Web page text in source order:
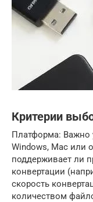
Критерии
Платформа: Важно
Windows, Mac или
поддерживает ли
конвертации
скорость
количеством